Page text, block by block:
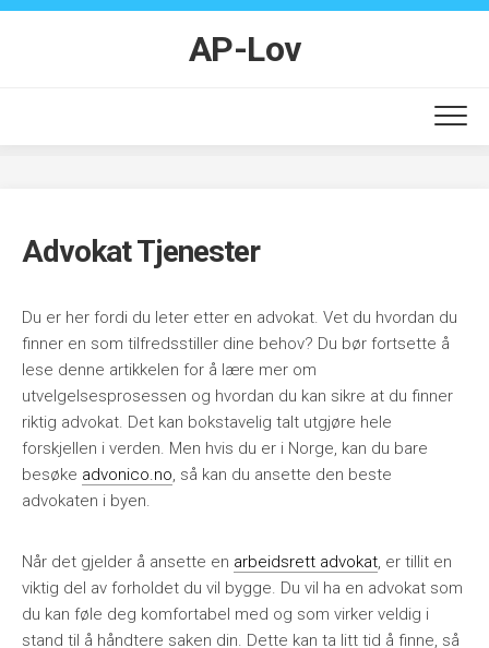
Skip
AP-Lov
Advokat Tjenester
Du er her fordi du leter etter en advokat. Vet du hvordan du
finner en som tilfredsstiller dine behov? Du bør fortsette å
lese denne artikkelen for å lære mer om
utvelgelsesprosessen og hvordan du kan sikre at du finner
riktig advokat. Det kan bokstavelig talt utgjøre hele
forskjellen i verden. Men hvis du er i Norge, kan du bare
besøke advonico.no, så kan du ansette den beste
advokaten i byen.
Når det gjelder å ansette en arbeidsrett advokat, er tillit en
viktig del av forholdet du vil bygge. Du vil ha en advokat som
du kan føle deg komfortabel med og som virker veldig i
stand til å håndtere saken din. Dette kan ta litt tid å finne, så